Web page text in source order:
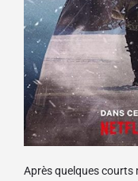
Après quelques courts